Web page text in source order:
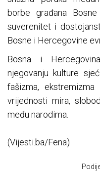
borbe građana
suverenitet i
Bosne i Hercegovine
Bosna i
njegovanju kulture
fašizma,
vrijednosti mira,
među narodima.
(Vijesti.ba/Fena)